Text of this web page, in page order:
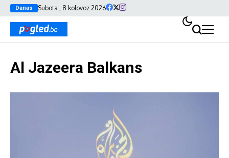
Danas Subota , 8 kolovoz 2026
Al Jazeera Balkans